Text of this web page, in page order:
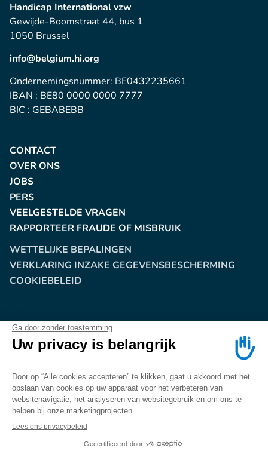
Handicap International vzw
Gewijde-Boomstraat 44, bus 1
1050 Brussel
info@belgium.hi.org
Ondernemingsnummer: BE0432235661
IBAN : BE80 0000 0000 7777
BIC : GEBABEBB
CONTACT
OVER ONS
JOBS
PERS
VEELGESTELDE VRAGEN
RAPPORTEER FRAUDE OF MISBRUIK
WETTELIJKE BEPALINGEN
VERKLARING INZAKE GEGEVENSBESCHERMING
COOKIEBELEID